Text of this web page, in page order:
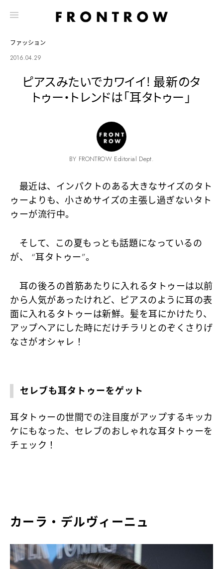
ファッション
2016.04.29
ピアスみたいでカワイイ! 最新のタ
トゥー・トレンドは「耳タトゥー」
BY FRONTROW Editorial Dept.
最近は、インパクトのある大きなサイズのタト
ゥーよりも、小さめサイズの主張し過ぎないタト
ゥーが流行中。
そして、この夏もっとも話題になっているの
が、 “耳タトゥー”。
耳の後ろの首筋あたりに入れるタトゥーは以前
から人気があったけれど、ピアスのように耳の表
面に入れるタトゥーは新鮮。髪を耳にかけたり、
アップヘアにした時にだけチラリとのぞくさりげ
なさがオシャレ！
セレブも耳タトゥーをゲット
耳タトゥーの世間での注目度がアップするキッカ
ケにもなった、セレブのおしゃれな耳タトゥーを
チェック！
カーラ・デルヴィーニュ